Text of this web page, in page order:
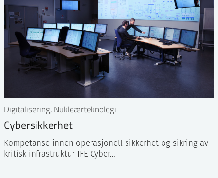
Digitalisering, Nukleærteknologi
Cybersikkerhet
Kompetanse innen operasjonell sikkerhet og sikring av
kritisk infrastruktur IFE Cyber…